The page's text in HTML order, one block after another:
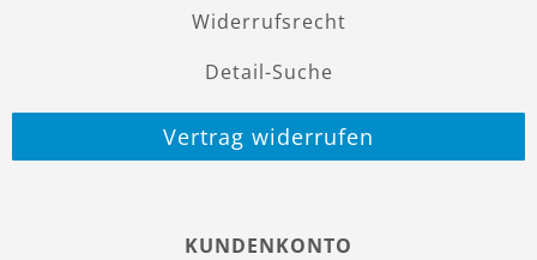
Widerrufsrecht
Detail-Suche
Vertrag widerrufen
KUNDENKONTO